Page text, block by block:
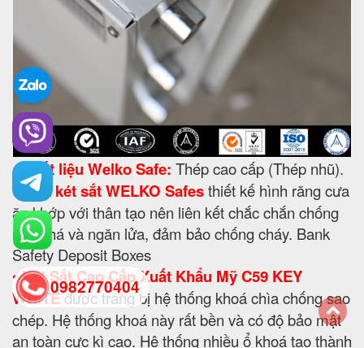
•Chất liệu Welko Safe: Thép cao cấp (Thép nhũ).
• Cửa két sắt WELKO Safesthiết kế hình răng cưa
ăn khớp với thân tạo nên liên kết chắc chắn chống
nạy phá và ngăn lửa, đảm bảo chống cháy. Bank
Safety Deposit Boxes
•Két Sắt Cao Cấp Xuất Khẩu Mỹ C59 KEY
WHITEđược trang bị hệ thống khoá chìa chống sao
chép. Hệ thống khoá này rất bền và có độ bảo mật
an toàn cực kì cao. Hệ thống nhiều ổ khoá tạo thành
0982770404
back